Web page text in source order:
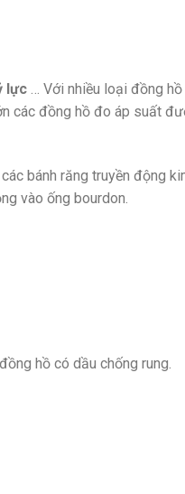
lực … Với nhiều loại đồng
các đồng hồ đo áp suất
bánh răng truyền động
vào ống bourdon.
hồ có dầu chống rung.